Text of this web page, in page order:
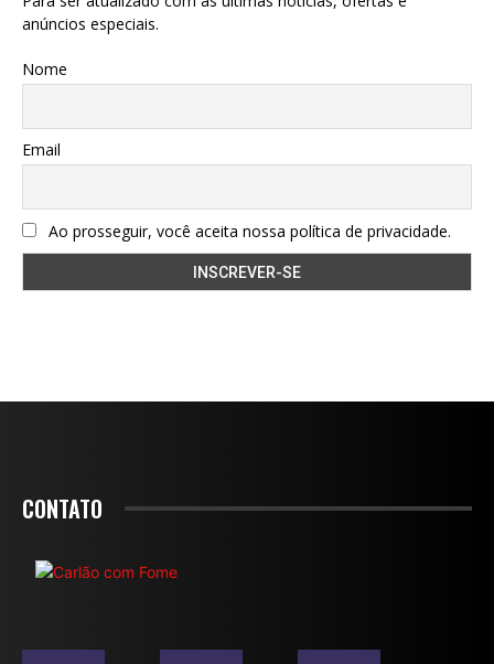
anúncios especiais.
Nome
Email
Ao prosseguir, você aceita nossa política de privacidade.
CONTATO